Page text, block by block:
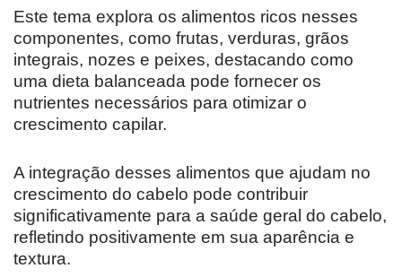
Este tema explora os alimentos ricos nesses
componentes, como frutas, verduras, grãos
integrais, nozes e peixes, destacando como
uma dieta balanceada pode fornecer os
nutrientes necessários para otimizar o
crescimento capilar.
A integração desses alimentos que ajudam no
crescimento do cabelo pode contribuir
significativamente para a saúde geral do cabelo,
refletindo positivamente em sua aparência e
textura.